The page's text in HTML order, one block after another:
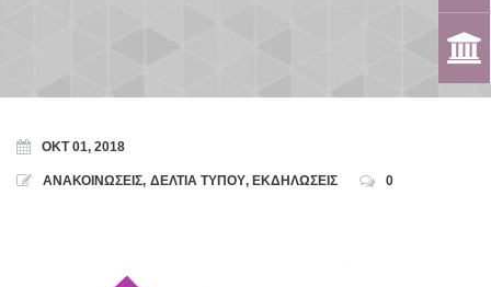
ΟΚΤ 01, 2018
ΑΝΑΚΟΙΝΩΣΕΙΣ, ΔΕΛΤΙΑ ΤΥΠΟΥ, ΕΚΔΗΛΩΣΕΙΣ 0